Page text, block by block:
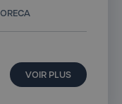
VOIR PLUS